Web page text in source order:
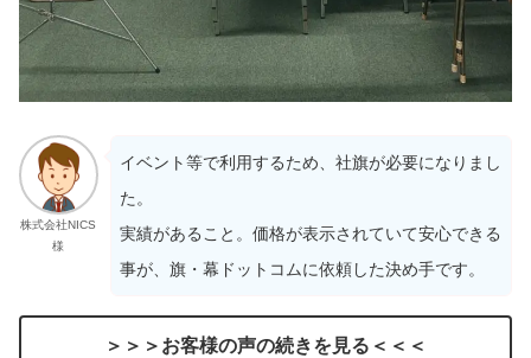
株式会社NICS
様
イベント等で利用するため、社旗が必要になりまし
た。
実績があること。価格が表示されていて安心できる
事が、旗・幕ドットコムに依頼した決め手です。
＞＞＞お客様の声の続きを見る＜＜＜